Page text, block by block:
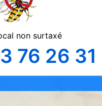
non surtaxé
76 26 31